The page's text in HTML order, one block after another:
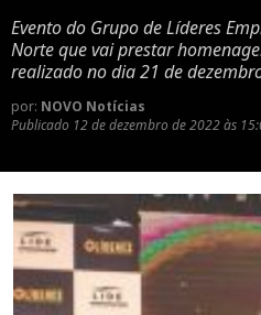
Evento do Grupo de Líderes
Norte que vai prestar
realizado no dia 21 de
por: NOVO Notícias
Publicado 12 de dezembro de 2022 às